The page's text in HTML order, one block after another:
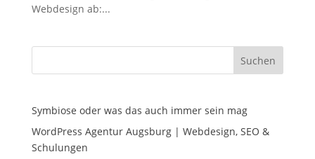
Webdesign ab:...
Suchen
Symbiose oder was das auch immer sein mag
WordPress Agentur Augsburg | Webdesign, SEO &
Schulungen